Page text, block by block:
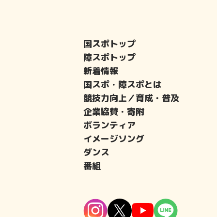
国スポトップ
障スポトップ
新着情報
国スポ・障スポとは
競技力向上／育成・普及
企業協賛・寄附
ボランティア
イメージソング
ダンス
番組